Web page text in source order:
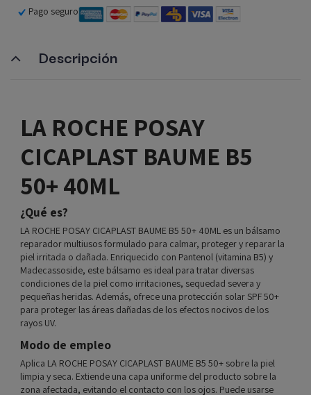
Pago seguro
Descripción
LA ROCHE POSAY
CICAPLAST BAUME B5
50+ 40ML
¿Qué es?
LA ROCHE POSAY CICAPLAST BAUME B5 50+ 40ML es un bálsamo
reparador multiusos formulado para calmar, proteger y reparar la
piel irritada o dañada. Enriquecido con Pantenol (vitamina B5) y
Madecassoside, este bálsamo es ideal para tratar diversas
condiciones de la piel como irritaciones, sequedad severa y
pequeñas heridas. Además, ofrece una protección solar SPF 50+
para proteger las áreas dañadas de los efectos nocivos de los
rayos UV.
Modo de empleo
Aplica LA ROCHE POSAY CICAPLAST BAUME B5 50+ sobre la piel
limpia y seca. Extiende una capa uniforme del producto sobre la
zona afectada, evitando el contacto con los ojos. Puede usarse